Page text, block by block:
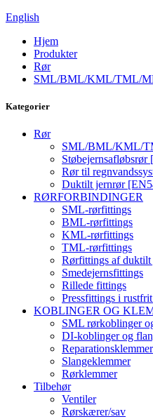
English
Hjem
Produkter
Rør
SML/BML/KML/TML/
Kategorier
Rør
SML/BML/KML/
Rør til
Duktilt jernrør
RØRFORBINDINGER
SML-rørfittings
BML-rørfittings
KML-rørfittings
TML-rørfittings
Rørfittings af duktilt
Smedejernsfittings
Rillede fittings
Pressfittings i
KOBLINGER OG
SML rørkoblinger
DI-koblinger og
Reparationsklemmer
Slangeklemmer
Rørklemmer
Tilbehør
Ventiler
Rørskærer/sav